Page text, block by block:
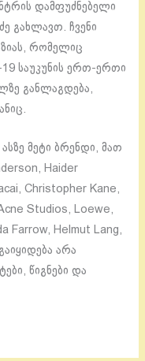
დამფუძნებელი
გახლავთ. ჩვენი
რომელიც
საუკუნის ერთ-ერთი
განლაგდება,
მეტი ბრენდი, მათ
Haider
Christopher Kane,
Studios, Loewe,
Farrow, Helmut Lang,
არა
წიგნები და